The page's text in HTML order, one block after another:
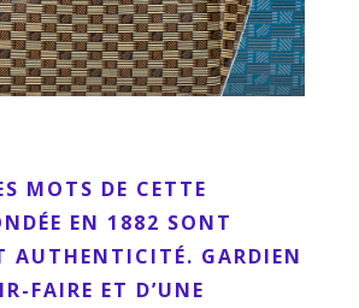
MOTS DE CETTE
EN 1882 SONT
AUTHENTICITÉ. GARDIEN
FAIRE ET D’UNE